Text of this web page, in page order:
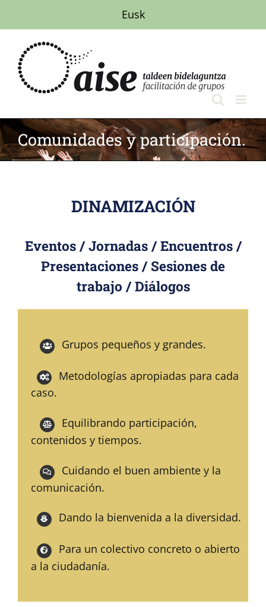
contenido
Eusk
Comunidades y participación.
DINAMIZACIÓN
Eventos / Jornadas / Encuentros /
Presentaciones / Sesiones de
trabajo / Diálogos
Grupos pequeños y grandes.
Metodologías apropiadas para cada
caso.
Equilibrando participación,
contenidos y tiempos.
Cuidando el buen ambiente y la
comunicación.
Dando la bienvenida a la diversidad.
Para un colectivo concreto o abierto
a la ciudadanía.